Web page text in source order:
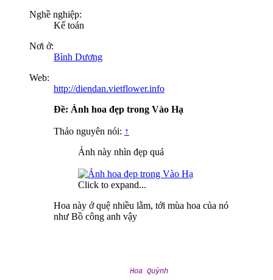
Nghề nghiệp:
Kế toán
Nơi ở:
Bình Dương
Web:
http://diendan.vietflower.info
Ðề: Ảnh hoa đẹp trong Vào Hạ
Thảo nguyên nói: ↑
Ảnh này nhìn đẹp quá
Click to expand...
Hoa này ở quệ nhiều lằm, tới mùa hoa của nó
như Bồ công anh vậy
Hoa Quỳnh